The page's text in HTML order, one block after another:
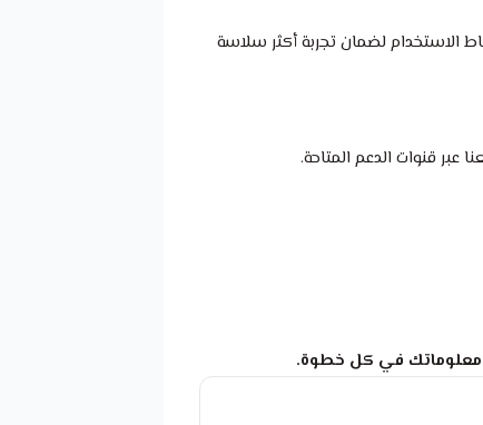
الاستخدام لضمان تجربة أكثر سلاسة
قنوات الدعم المتاحة.
معلوماتك في كل خطوة.